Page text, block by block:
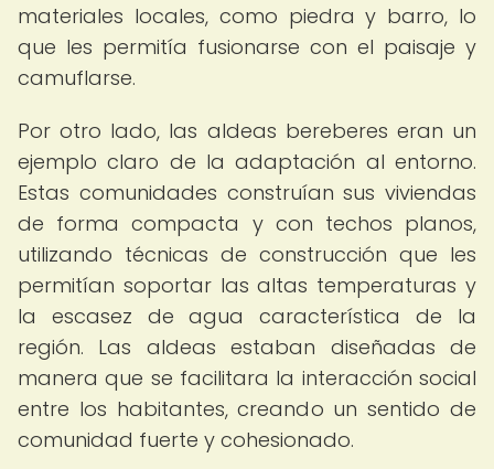
materiales locales, como piedra y barro, lo
que les permitía fusionarse con el paisaje y
camuflarse.
Por otro lado, las aldeas bereberes eran un
ejemplo claro de la adaptación al entorno.
Estas comunidades construían sus viviendas
de forma compacta y con techos planos,
utilizando técnicas de construcción que les
permitían soportar las altas temperaturas y
la escasez de agua característica de la
región. Las aldeas estaban diseñadas de
manera que se facilitara la interacción social
entre los habitantes, creando un sentido de
comunidad fuerte y cohesionado.